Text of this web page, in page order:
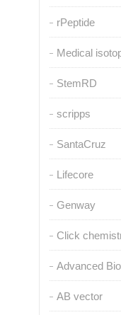
rPeptide
Medical
StemRD
scripps
SantaCruz
Lifecore
Genway
Click
Advanced
AB vector